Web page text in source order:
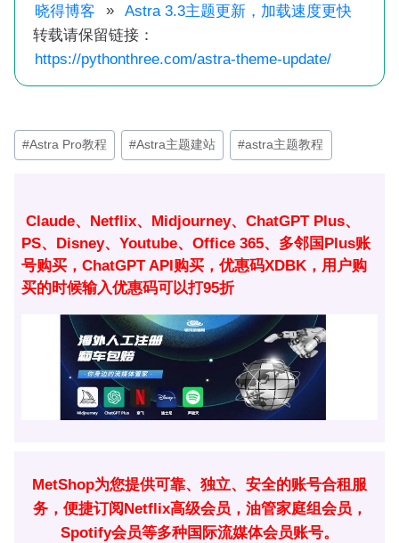
晓得博客
»
Astra 3.3主题更新，加载速度更快
转载请保留链接：
https://pythonthree.com/astra-theme-update/
文
章
#Astra Pro教程 #Astra主题建站 #astra主题教程
Claude、Netflix、Midjourney、ChatGPT Plus、
PS、Disney、Youtube、Office 365、多邻国Plus账
号购买，ChatGPT API购买，优惠码XDBK，用户购
买的时候输入优惠码可以打95折
MetShop为您提供可靠、独立、安全的账号合租服
务，便捷订阅Netflix高级会员，油管家庭组会员，
Spotify会员等多种国际流媒体会员账号。